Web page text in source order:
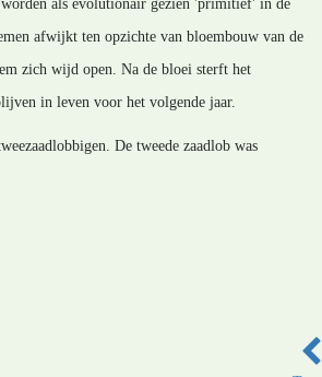
als evolutionair gezien 'primitief' in de
afwijkt ten opzichte van bloembouw van de
zich wijd open. Na de bloei sterft het
in leven voor het volgende jaar.
De tweede zaadlob was